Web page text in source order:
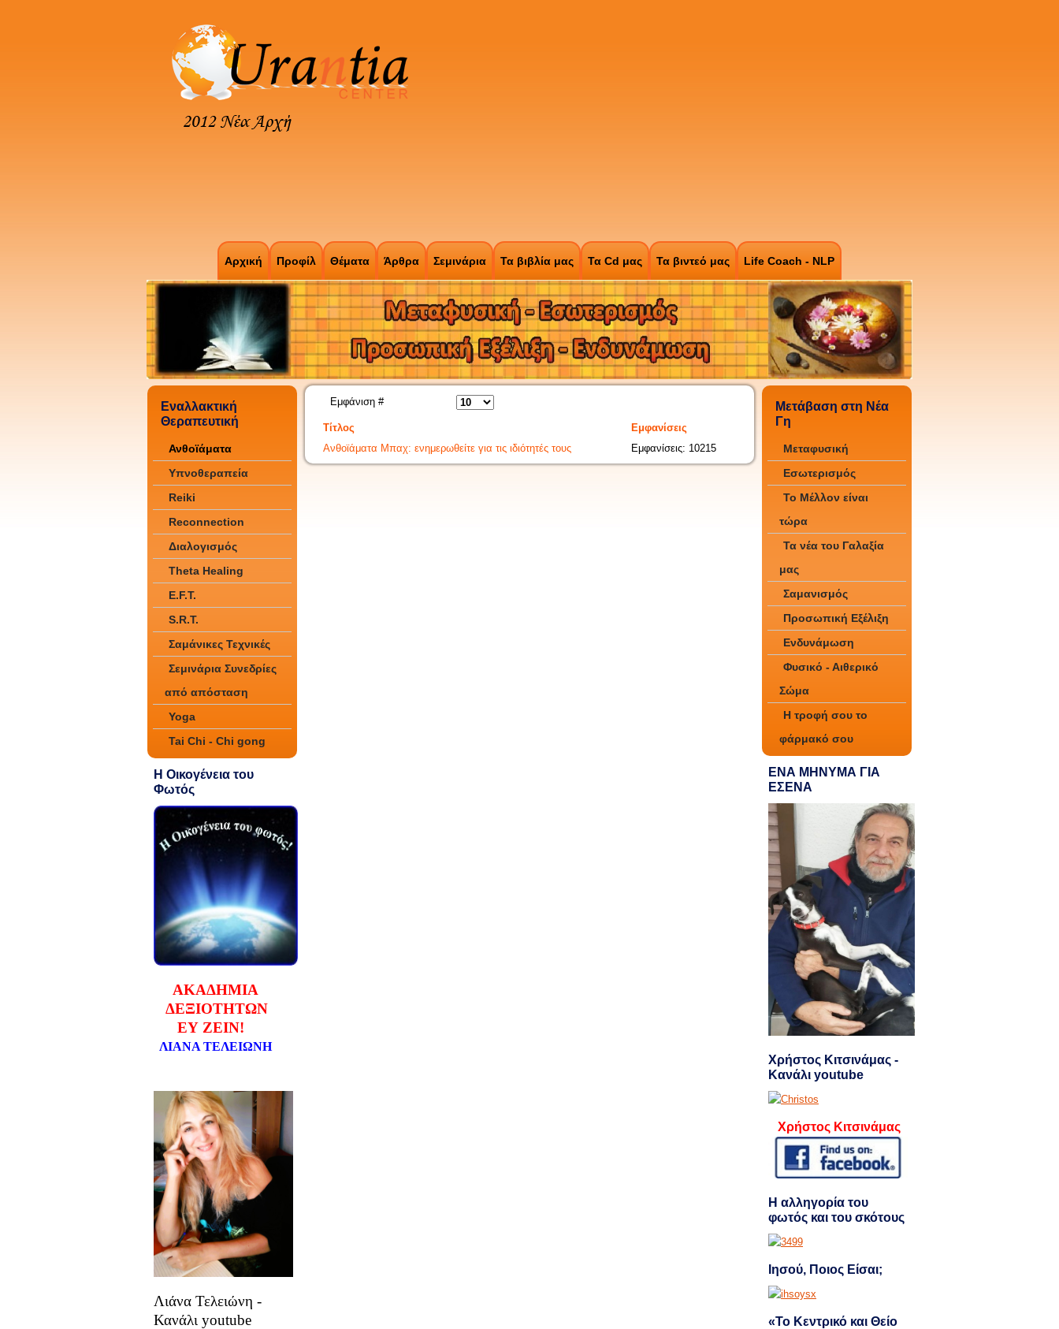
Αρχική Προφίλ Θέματα Άρθρα Σεμινάρια Τα βιβλία μας Τα Cd μας Τα βιντεό μας Life Coach - NLP
Εναλλακτική
Θεραπευτική
Ανθοϊάματα
Υπνοθεραπεία
Reiki
Reconnection
Διαλογισμός
Theta Healing
E.F.T.
S.R.T.
Σαμάνικες Τεχνικές
Σεμινάρια Συνεδρίες
από απόσταση
Yoga
Tai Chi - Chi gong
Η Οικογένεια του
Φωτός
ΑΚΑΔΗΜΙΑ
ΔΕΞΙΟΤΗΤΩΝ
ΕΥ ΖΕΙΝ!
ΛΙΑΝΑ ΤΕΛΕΙΩΝΗ
Λιάνα Τελειώνη -
Κανάλι youtube
Εμφάνιση #
Τίτλος
Εμφανίσεις
Ανθοϊάματα Μπαχ: ενημερωθείτε για τις ιδιότητές τους
Εμφανίσεις: 10215
Μετάβαση στη Νέα
Γη
Μεταφυσική
Εσωτερισμός
Το Μέλλον είναι
τώρα
Τα νέα του Γαλαξία
μας
Σαμανισμός
Προσωπική Εξέλιξη
Ενδυνάμωση
Φυσικό - Αιθερικό
Σώμα
Η τροφή σου το
φάρμακό σου
ΕΝΑ ΜΗΝΥΜΑ ΓΙΑ
ΕΣΕΝΑ
Χρήστος Κιτσινάμας -
Κανάλι youtube
Χρήστος Κιτσινάμας
Η αλληγορία του
φωτός και του σκότους
Ιησού, Ποιος Είσαι;
«Το Κεντρικό και Θείο